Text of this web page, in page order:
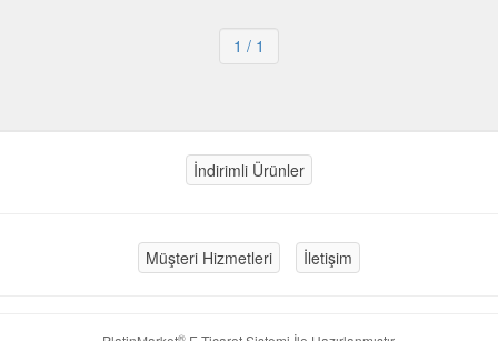
1 / 1
İndirimli Ürünler
Müşteri Hizmetleri İletişim
®